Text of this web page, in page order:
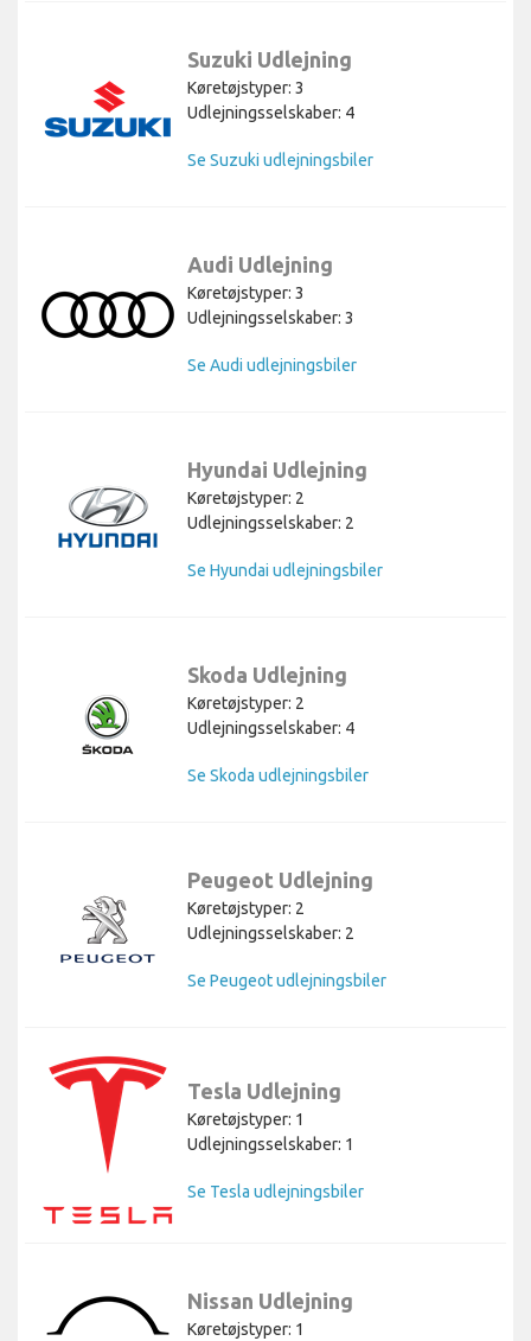
Suzuki Udlejning
Køretøjstyper: 3
Udlejningsselskaber: 4
Se Suzuki udlejningsbiler
Audi Udlejning
Køretøjstyper: 3
Udlejningsselskaber: 3
Se Audi udlejningsbiler
Hyundai Udlejning
Køretøjstyper: 2
Udlejningsselskaber: 2
Se Hyundai udlejningsbiler
Skoda Udlejning
Køretøjstyper: 2
Udlejningsselskaber: 4
Se Skoda udlejningsbiler
Peugeot Udlejning
Køretøjstyper: 2
Udlejningsselskaber: 2
Se Peugeot udlejningsbiler
Tesla Udlejning
Køretøjstyper: 1
Udlejningsselskaber: 1
Se Tesla udlejningsbiler
Nissan Udlejning
Køretøjstyper: 1